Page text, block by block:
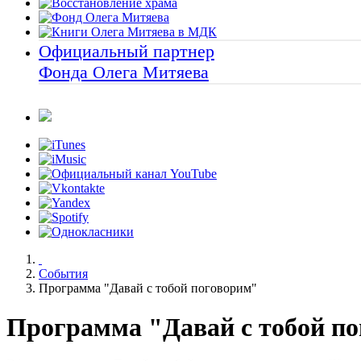
Официальный партнер
Фонда Олега Митяева
События
Программа "Давай с тобой поговорим"
Программа "Давай с тобой